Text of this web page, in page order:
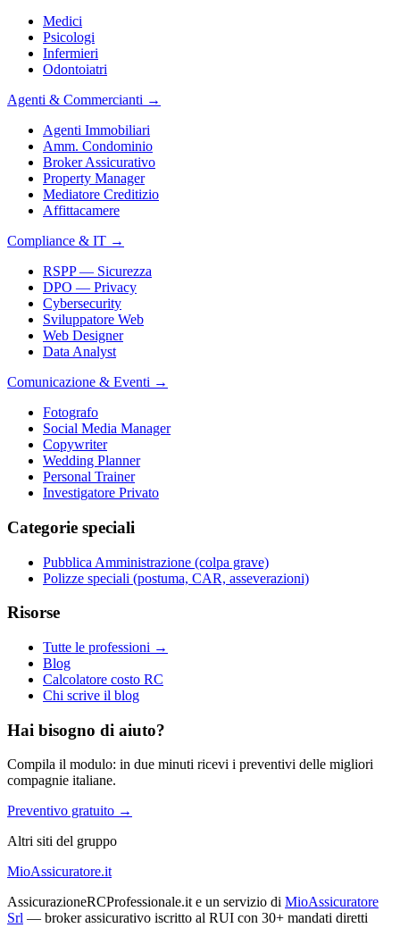
Medici
Psicologi
Infermieri
Odontoiatri
Agenti & Commercianti →
Agenti Immobiliari
Amm. Condominio
Broker Assicurativo
Property Manager
Mediatore Creditizio
Affittacamere
Compliance & IT →
RSPP — Sicurezza
DPO — Privacy
Cybersecurity
Sviluppatore Web
Web Designer
Data Analyst
Comunicazione & Eventi →
Fotografo
Social Media Manager
Copywriter
Wedding Planner
Personal Trainer
Investigatore Privato
Categorie speciali
Pubblica Amministrazione (colpa grave)
Polizze speciali (postuma, CAR, asseverazioni)
Risorse
Tutte le professioni →
Blog
Calcolatore costo RC
Chi scrive il blog
Hai bisogno di aiuto?
Compila il modulo: in due minuti ricevi i preventivi delle migliori
compagnie italiane.
Preventivo gratuito →
Altri siti del gruppo
MioAssicuratore.it
AssicurazioneRCProfessionale.it e un servizio di MioAssicuratore
Srl — broker assicurativo iscritto al RUI con 30+ mandati diretti